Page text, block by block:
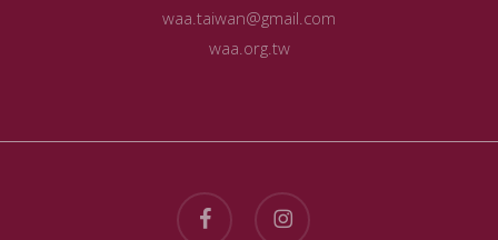
waa.taiwan@gmail.com
waa.org.tw
facebook instagram